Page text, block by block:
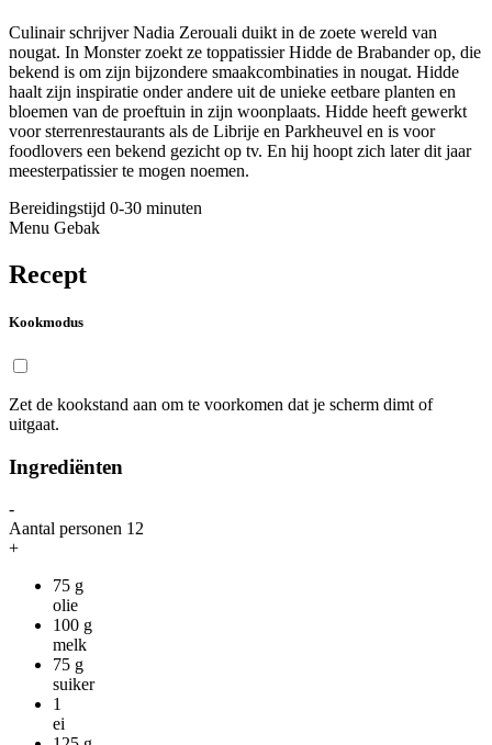
Culinair schrijver Nadia Zerouali duikt in de zoete wereld van
nougat. In Monster zoekt ze toppatissier Hidde de Brabander op, die
bekend is om zijn bijzondere smaakcombinaties in nougat. Hidde
haalt zijn inspiratie onder andere uit de unieke eetbare planten en
bloemen van de proeftuin in zijn woonplaats. Hidde heeft gewerkt
voor sterrenrestaurants als de Librije en Parkheuvel en is voor
foodlovers een bekend gezicht op tv. En hij hoopt zich later dit jaar
meesterpatissier te mogen noemen.
Bereidingstijd 0-30 minuten
Menu Gebak
Recept
Kookmodus
Zet de kookstand aan om te voorkomen dat je scherm dimt of
uitgaat.
Ingrediënten
-
Aantal personen 12
+
75 g
olie
100 g
melk
75 g
suiker
1
ei